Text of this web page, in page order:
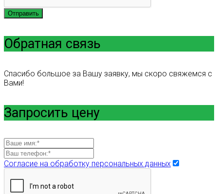
Отправить
Обратная связь
Спасибо большое за Вашу заявку, мы скоро свяжемся с
Вами!
Запросить цену
Согласие на обработку персональных данных